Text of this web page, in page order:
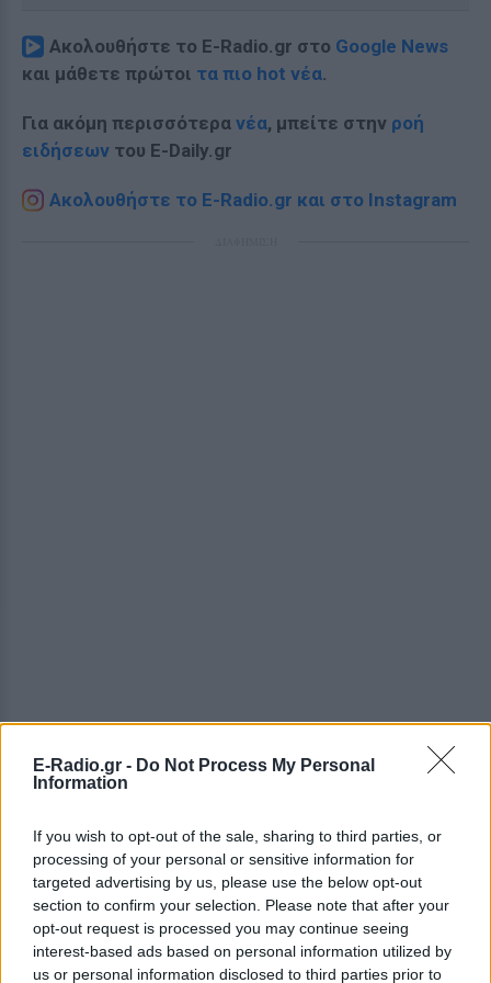
E-Radio.gr - Do Not Process My Personal
Information
If you wish to opt-out of the sale, sharing to third parties, or
processing of your personal or sensitive information for
targeted advertising by us, please use the below opt-out
section to confirm your selection. Please note that after your
opt-out request is processed you may continue seeing
interest-based ads based on personal information utilized by
us or personal information disclosed to third parties prior to
Ακολουθήστε το E-Radio.gr στο Google News
και μάθετε πρώτοι τα πιο hot νέα.
Για ακόμη περισσότερα νέα, μπείτε στην ροή
ειδήσεων του E-Daily.gr
Ακολουθήστε το E-Radio.gr και στο Instagram
ΔΕΙΤΕ ΕΠΙΣΗΣ
ΣΤΗΝ ΙΔΙΑ ΚΑΤΗΓΟΡΙΑ
Απόψε τα δοκιμαστικά
δρομολόγια για την επέκταση
του Μετρό Θεσσαλονίκης προς
Καλαμαριά ‑ Τι προβλέπεται για
εισιτήρια